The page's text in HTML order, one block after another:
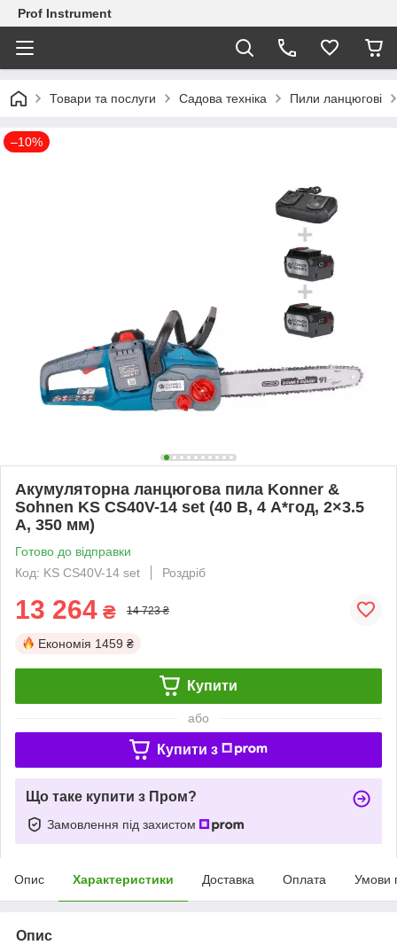
Prof Instrument
Товари та послуги Садова техніка Пили ланцюгові
–10%
Акумуляторна ланцюгова пила Konner &
Sohnen KS CS40V-14 set (40 В, 4 А*год, 2×3.5
А, 350 мм)
Готово до відправки
Код: KS CS40V-14 set
Роздріб
13 264 ₴ 14 723 ₴
Економія 1459 ₴
Купити
або
Купити з
Що таке купити з Пром?
Замовлення під захистом
Опис Характеристики Доставка Оплата Умови
Опис